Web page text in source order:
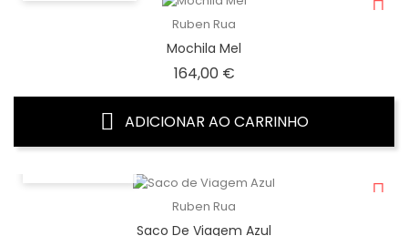
Ruben Rua
Mochila Mel
164,00 €Preço
ADICIONAR AO CARRINHO
Ruben Rua
Saco De Viagem Azul